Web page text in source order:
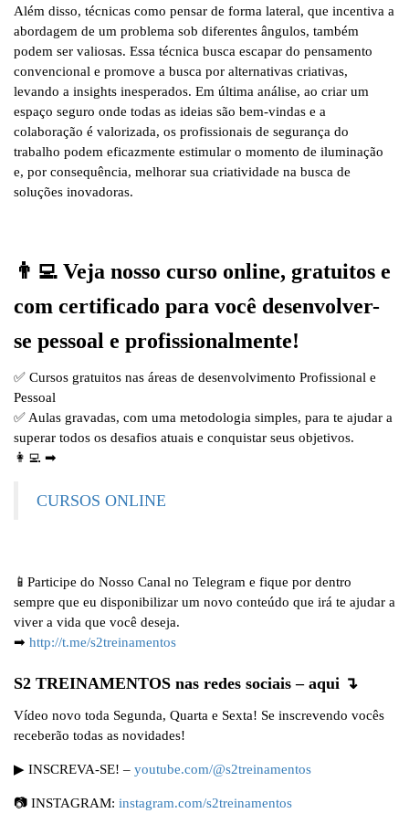
Além disso, técnicas como pensar de forma lateral, que incentiva a
abordagem de um problema sob diferentes ângulos, também
podem ser valiosas. Essa técnica busca escapar do pensamento
convencional e promove a busca por alternativas criativas,
levando a insights inesperados. Em última análise, ao criar um
espaço seguro onde todas as ideias são bem-vindas e a
colaboração é valorizada, os profissionais de segurança do
trabalho podem eficazmente estimular o momento de iluminação
e, por consequência, melhorar sua criatividade na busca de
soluções inovadoras.
👨‍💻 Veja nosso curso online, gratuitos e
com certificado para você desenvolver-
se pessoal e profissionalmente!
✅ Cursos gratuitos nas áreas de desenvolvimento Profissional e
Pessoal
✅ Aulas gravadas, com uma metodologia simples, para te ajudar a
superar todos os desafios atuais e conquistar seus objetivos.
👩‍💻 ➡
CURSOS ONLINE
📱Participe do Nosso Canal no Telegram e fique por dentro
sempre que eu disponibilizar um novo conteúdo que irá te ajudar a
viver a vida que você deseja.
➡ http://t.me/s2treinamentos
S2 TREINAMENTOS nas redes sociais – aqui ↴
Vídeo novo toda Segunda, Quarta e Sexta! Se inscrevendo vocês
receberão todas as novidades!
▶ INSCREVA-SE! – youtube.com/@s2treinamentos
📷 INSTAGRAM: instagram.com/s2treinamentos